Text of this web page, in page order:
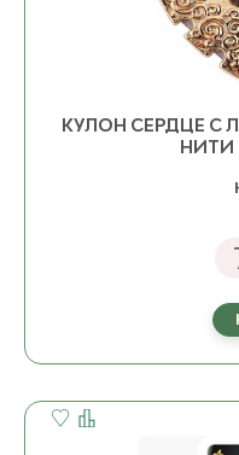
КУЛОН СЕРДЦЕ С
НИТИ